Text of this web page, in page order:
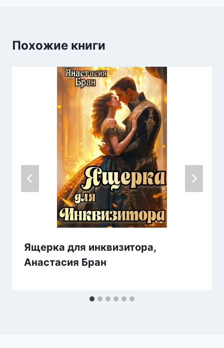
Похожие книги
Ящерка для инквизитора,
Анастaсия Бран